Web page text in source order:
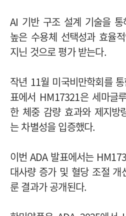
AI 기반 구조 설계 기술을
높은 수용체 선택성과 효율
지닌 것으로 평가 받는다.
작년 11월 미국비만학회를
표에서 HM17321은 세마글
한 체중 감량 효과와 제지방
는 차별성을 입증했다.
이번 ADA 발표에서는
대사량 증가 및 혈당 조절 개
룬 결과가 공개된다.